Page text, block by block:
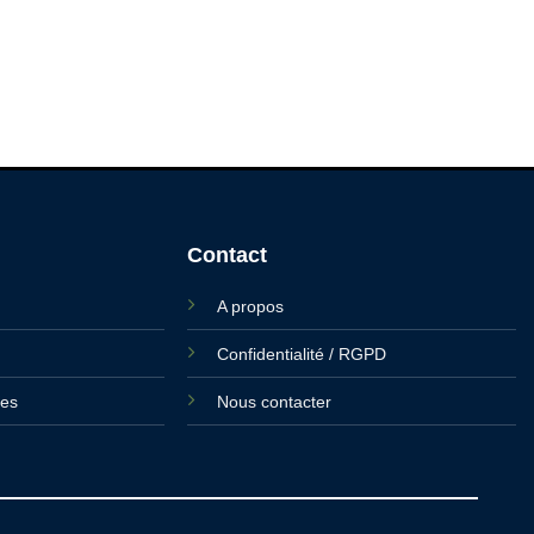
Contact
A propos
Confidentialité / RGPD
Nous contacter